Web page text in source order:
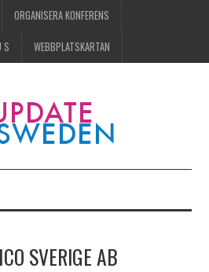
ORGANISERA KONFERENS
S WEBBPLATSKARTAN
SVERIGE AB